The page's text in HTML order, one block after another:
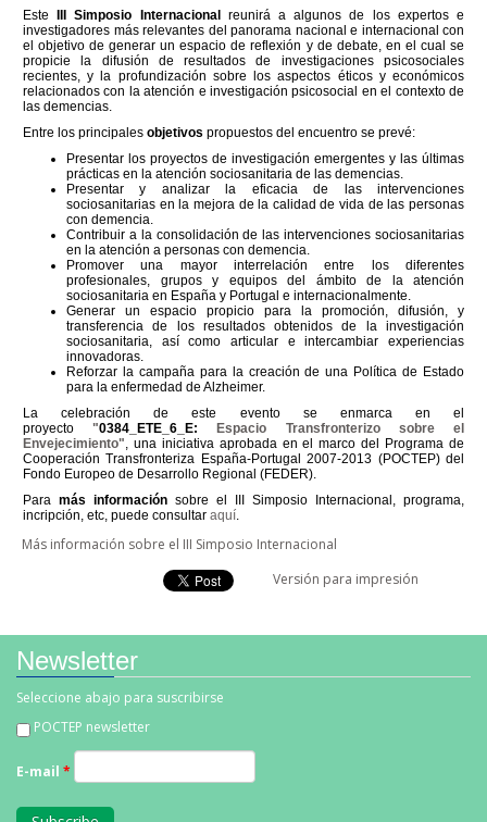
Este
III Simposio Internacional
reunirá a algunos de los expertos e
investigadores más relevantes del panorama nacional e internacional con
el objetivo de generar un espacio de reflexión y de debate, en el cual se
propicie la difusión de resultados de investigaciones psicosociales
recientes, y la profundización sobre los aspectos éticos y económicos
relacionados con la atención e investigación psicosocial en el contexto de
las demencias.
Entre los principales objetivos propuestos del encuentro se prevé:
Presentar los proyectos de investigación emergentes y las últimas
prácticas en la atención sociosanitaria de las demencias.
Presentar y analizar la eficacia de las intervenciones
sociosanitarias en la mejora de la calidad de vida de las personas
con demencia.
Contribuir a la consolidación de las intervenciones sociosanitarias
en la atención a personas con demencia.
Promover una mayor interrelación entre los diferentes
profesionales, grupos y equipos del ámbito de la atención
sociosanitaria en España y Portugal e internacionalmente.
Generar un espacio propicio para la promoción, difusión, y
transferencia de los resultados obtenidos de la investigación
sociosanitaria, así como articular e intercambiar experiencias
innovadoras.
Reforzar la campaña para la creación de una Política de Estado
para la enfermedad de Alzheimer.
La celebración de este evento se enmarca en el
proyecto"0384_ETE_6_E:
Espacio Transfronterizo sobre el
Envejecimiento", una iniciativa aprobada en el marco del Programa de
Cooperación Transfronteriza España-Portugal 2007-2013 (POCTEP) del
Fondo Europeo de Desarrollo Regional (FEDER).
Para más información sobre el III Simposio Internacional, programa,
incripción, etc, puede consultar aquí.
Más información sobre el III Simposio Internacional
Versión para impresión
Newsletter
Seleccione abajo para suscribirse
POCTEP newsletter
E-mail *